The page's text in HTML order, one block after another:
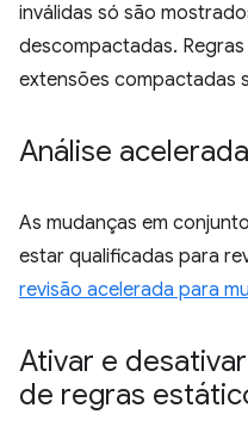
inválidas só são
descompactadas.
extensões compactadas
Análise acelerada
As mudanças em
estar qualificadas para
revisão acelerada para
Ativar e
de regras